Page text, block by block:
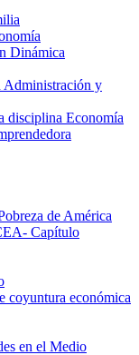
Dinámica
Administración y
disciplina Economía
de América
Capítulo
coyuntura económica
en el Medio